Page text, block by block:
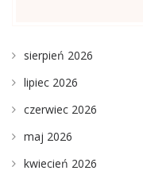
sierpień 2026
lipiec 2026
czerwiec 2026
maj 2026
kwiecień 2026